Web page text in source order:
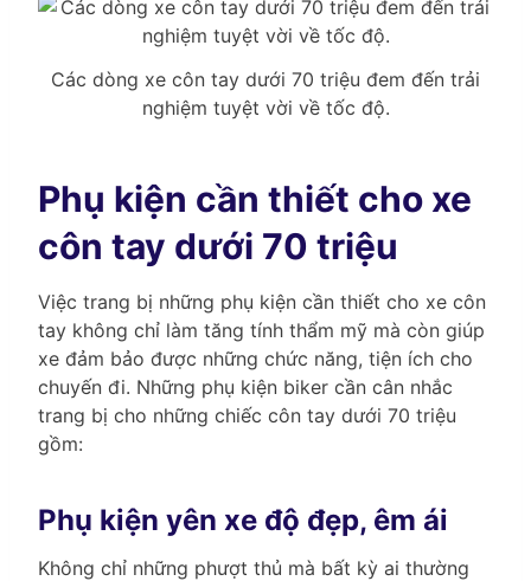
Các dòng xe côn tay dưới 70 triệu đem đến trải
nghiệm tuyệt vời về tốc độ.
Phụ kiện cần thiết cho xe
côn tay dưới 70 triệu
Việc trang bị những phụ kiện cần thiết cho xe côn
tay không chỉ làm tăng tính thẩm mỹ mà còn giúp
xe đảm bảo được những chức năng, tiện ích cho
chuyến đi. Những phụ kiện biker cần cân nhắc
trang bị cho những chiếc côn tay dưới 70 triệu
gồm:
Phụ kiện yên xe độ đẹp, êm ái
Không chỉ những phượt thủ mà bất kỳ ai thường